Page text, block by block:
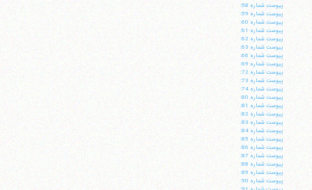
پيوست شماره 58:
پيوست شماره 59:
پيوست شماره 60:
پيوست شماره 61:
پيوست شماره 62:
پيوست شماره 63:
پيوست شماره 66:
پيوست شماره 69:
پيوست شماره 72:
پيوست شماره 73:
پيوست شماره 74:
پيوست شماره 80:
پيوست شماره 81:
پيوست شماره 82:
پيوست شماره 83:
پيوست شماره 84:
پيوست شماره 85:
پيوست شماره 86:
پيوست شماره 87:
پيوست شماره 88:
پيوست شماره 89:
پيوست شماره 90: